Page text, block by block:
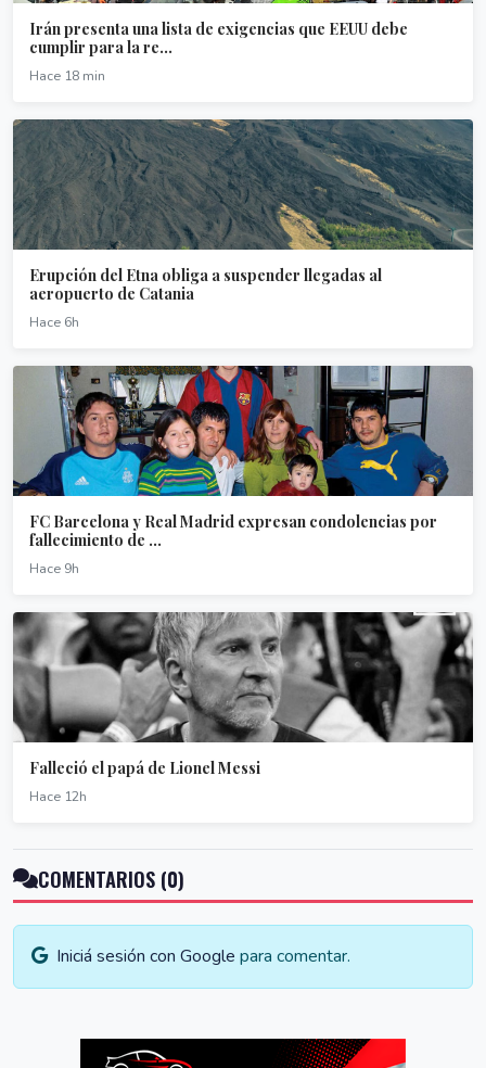
Irán presenta una lista de exigencias que EEUU debe
cumplir para la re...
Hace 18 min
Erupción del Etna obliga a suspender llegadas al
aeropuerto de Catania
Hace 6h
FC Barcelona y Real Madrid expresan condolencias por
fallecimiento de ...
Hace 9h
Falleció el papá de Lionel Messi
Hace 12h
COMENTARIOS (0)
Iniciá sesión con Google para comentar.